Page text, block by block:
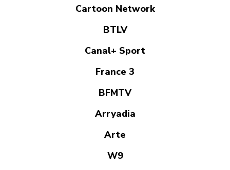
Cartoon Network
BTLV
Canal+ Sport
France 3
BFMTV
Arryadia
Arte
W9